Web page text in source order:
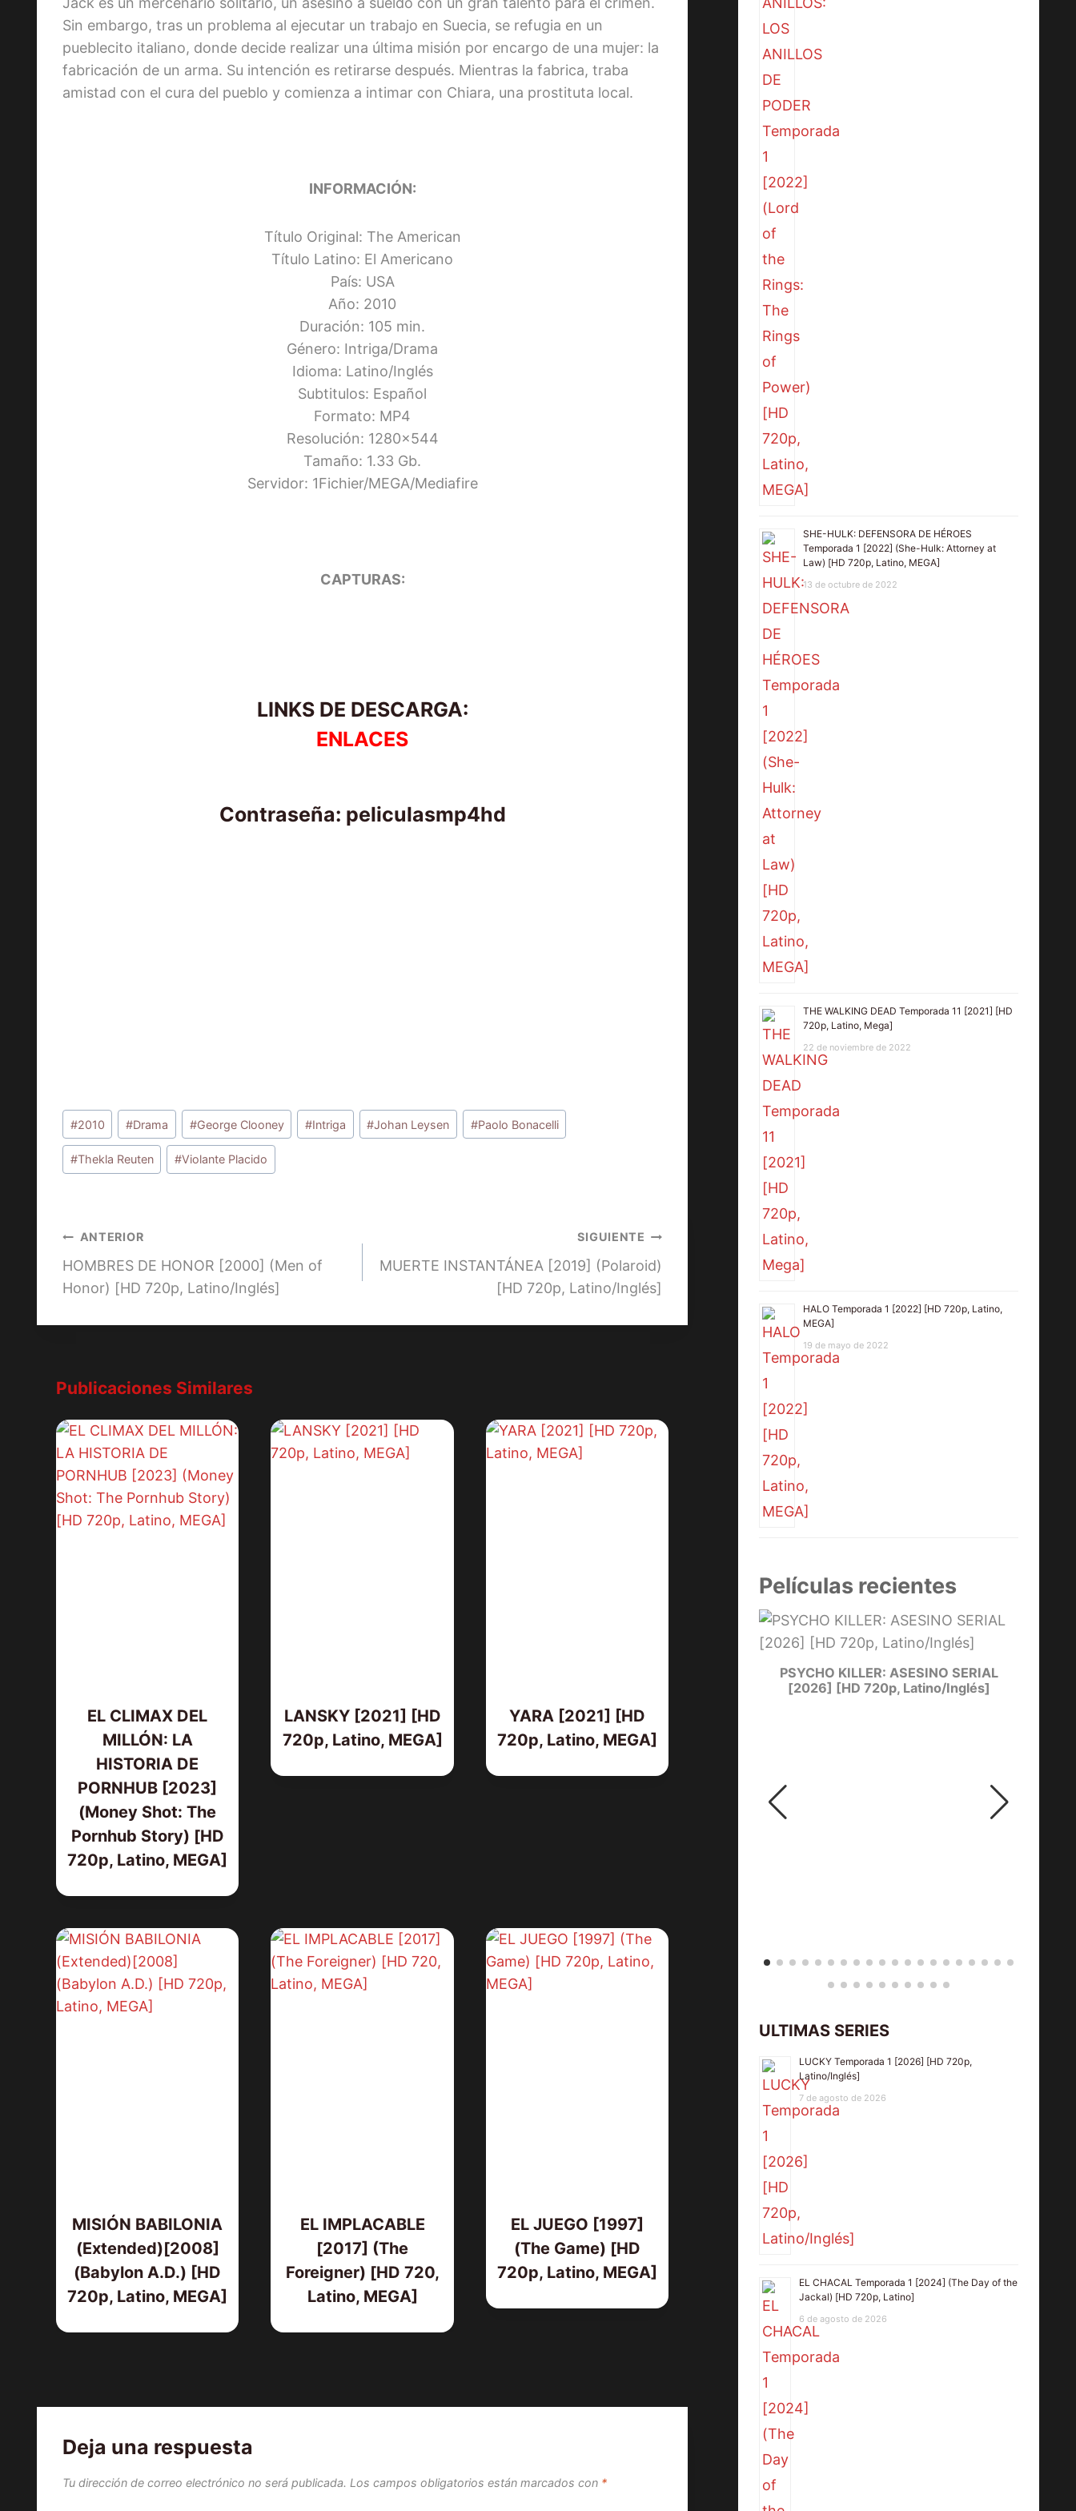
Sin embargo, tras un problema al ejecutar un trabajo en Suecia, se refugia en un
pueblecito italiano, donde decide realizar una última misión por encargo de una mujer: la
fabricación de un arma. Su intención es retirarse después. Mientras la fabrica, traba
amistad con el cura del pueblo y comienza a intimar con Chiara, una prostituta local.
INFORMACIÓN:
Título Original: The American
Título Latino: El Americano
País: USA
Año: 2010
Duración: 105 min.
Género: Intriga/Drama
Idioma: Latino/Inglés
Subtitulos: Español
Formato: MP4
Resolución: 1280×544
Tamaño: 1.33 Gb.
Servidor: 1Fichier/MEGA/Mediafire
CAPTURAS:
LINKS DE DESCARGA:
ENLACES
Contraseña: peliculasmp4hd
Etiquetas
de
la
#2010 #Drama #George Clooney #Intriga #Johan Leysen #Paolo Bonacelli
#Thekla Reuten #Violante Placido
Navegación
de
ANTERIOR
HOMBRES DE HONOR [2000] (Men of
Honor) [HD 720p, Latino/Inglés]
SIGUIENTE
MUERTE INSTANTÁNEA [2019] (Polaroid)
[HD 720p, Latino/Inglés]
Publicaciones Similares
EL CLIMAX DEL
MILLÓN: LA
HISTORIA DE
PORNHUB [2023]
(Money Shot: The
Pornhub Story) [HD
720p, Latino, MEGA]
LANSKY [2021] [HD
720p, Latino, MEGA]
YARA [2021] [HD
720p, Latino, MEGA]
MISIÓN BABILONIA
(Extended)[2008]
(Babylon A.D.) [HD
720p, Latino, MEGA]
EL IMPLACABLE
[2017] (The
Foreigner) [HD 720,
Latino, MEGA]
EL JUEGO [1997]
(The Game) [HD
720p, Latino, MEGA]
Deja una respuesta
Tu dirección de correo electrónico no será publicada. Los campos obligatorios están marcados con *
SHE-HULK: DEFENSORA DE HÉROES
Temporada 1 [2022] (She-Hulk: Attorney at
Law) [HD 720p, Latino, MEGA]
13 de octubre de 2022
THE WALKING DEAD Temporada 11 [2021] [HD
720p, Latino, Mega]
22 de noviembre de 2022
HALO Temporada 1 [2022] [HD 720p, Latino,
MEGA]
19 de mayo de 2022
Películas recientes
of the Universe) [HD 720p,
Latino/Inglés]
PSYCHO KILLER: ASESINO SERIAL
[2026] [HD 720p, Latino/Inglés]
ULTIMAS SERIES
LUCKY Temporada 1 [2026] [HD 720p,
Latino/Inglés]
7 de agosto de 2026
EL CHACAL Temporada 1 [2024] (The Day of the
Jackal) [HD 720p, Latino]
6 de agosto de 2026